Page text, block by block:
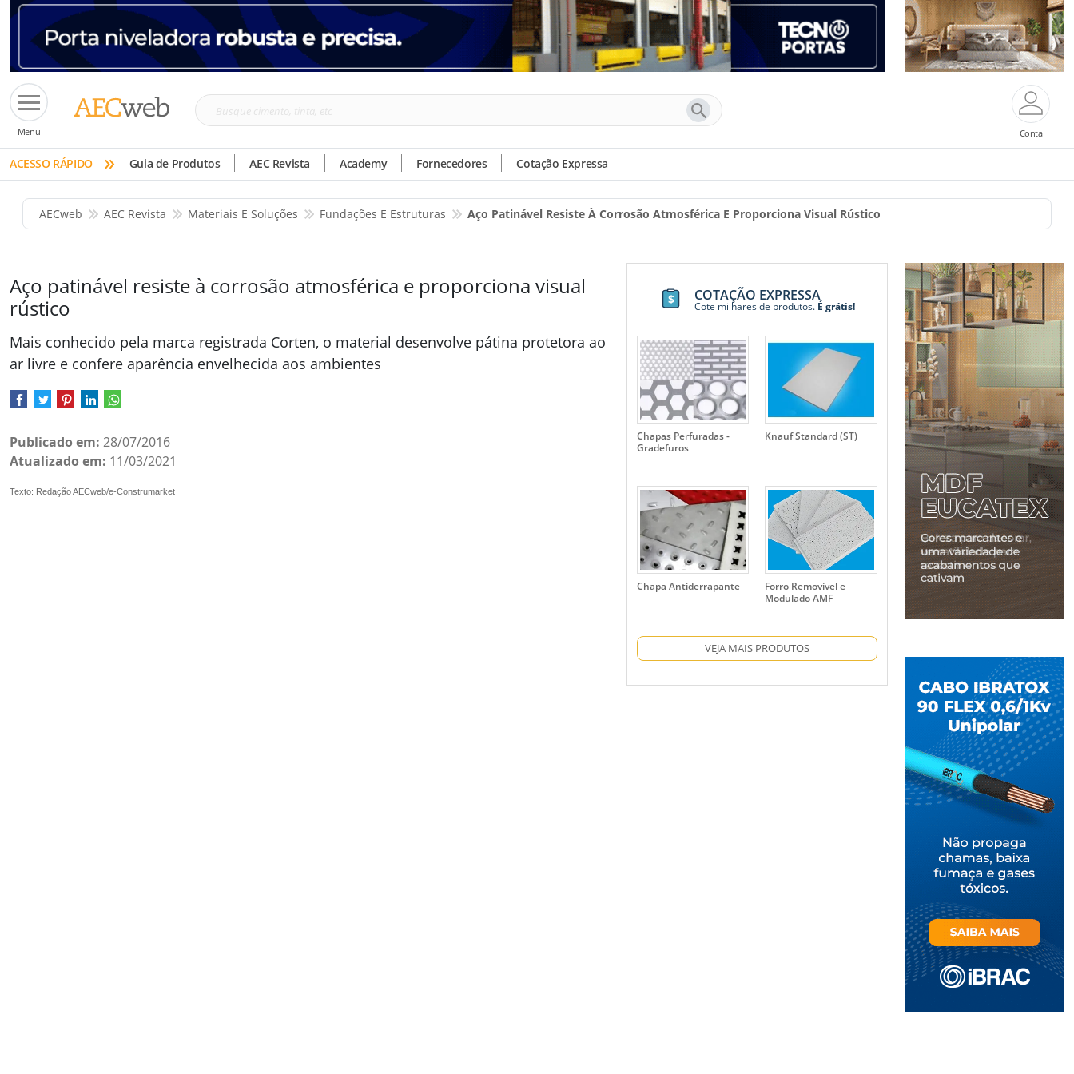
Menu
Busque
tinta,
etc
Conta
ACESSO RÁPIDO » Guia de Produtos AEC Revista Academy Fornecedores Cotação Expressa
AECweb AEC Revista Materiais E Soluções Fundações E Estruturas Aço Patinável Resiste À Corrosão Atmosférica E Proporciona Visual Rústico
Aço patinável resiste à corrosão atmosférica e proporciona visual
rústico
Mais conhecido pela marca registrada Corten, o material desenvolve pátina protetora ao
ar livre e confere aparência envelhecida aos ambientes
Publicado em: 28/07/2016
Atualizado em: 11/03/2021
Texto: Redação AECweb/e-Construmarket
COTAÇÃO EXPRESSA
Cote milhares de produtos.É grátis!
Chapas Perfuradas -
Gradefuros
Knauf Standard (ST)
Chapa Antiderrapante
Forro Removível e
Modulado AMF
VEJA MAIS PRODUTOS